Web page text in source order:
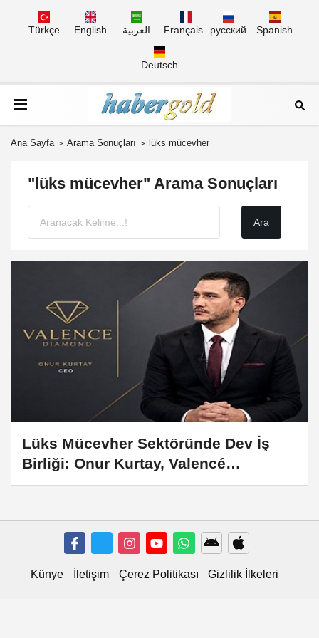
Türkçe English العربية Français русский Spanish
Deutsch
Ana Sayfa Arama Sonuçları lüks mücevher
"lüks mücevher" Arama Sonuçları
Lüks Mücevher Sektöründe Dev İş
Birliği: Onur Kurtay, Valencé
Diamond'ın Hem CEO'su Hem Ortağı
Künye İletişim Çerez Politikası Gizlilik İlkeleri